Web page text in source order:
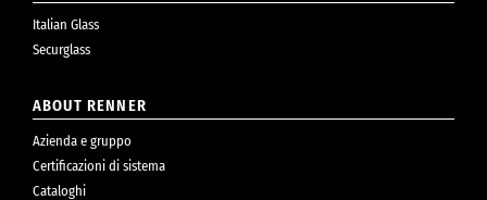
Italian Glass
Securglass
ABOUT RENNER
Azienda e gruppo
Certificazioni di sistema
Cataloghi